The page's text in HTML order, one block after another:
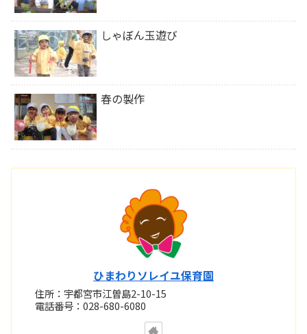
しゃぼん玉遊び
春の製作
ひまわりソレイユ保育園
住所：宇都宮市江曽島2-10-15
電話番号：028-680-6080